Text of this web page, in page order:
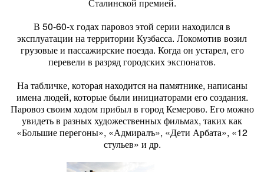
В 50-60-х годах паровоз этой серии находился в
эксплуатации на территории Кузбасса. Локомотив возил
грузовые и пассажирские поезда. Когда он устарел, его
перевели в разряд городских экспонатов.
На табличке, которая находится на памятнике, написаны
имена людей, которые были инициаторами его создания.
Паровоз своим ходом прибыл в город Кемерово. Его можно
увидеть в разных художественных фильмах, таких как
«Большие перегоны», «Адмиралъ», «Дети Арбата», «12
стульев» и др.